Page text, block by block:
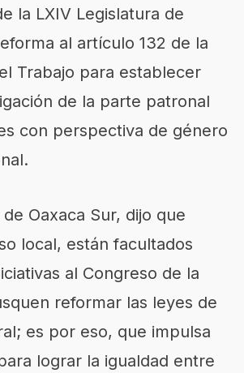
la LXIV Legislatura de
al artículo 132 de la
Trabajo para establecer
de la parte patronal
con perspectiva de género
Oaxaca Sur, dijo que
local, están facultados
al Congreso de la
reformar las leyes de
es por eso, que impulsa
lograr la igualdad entre